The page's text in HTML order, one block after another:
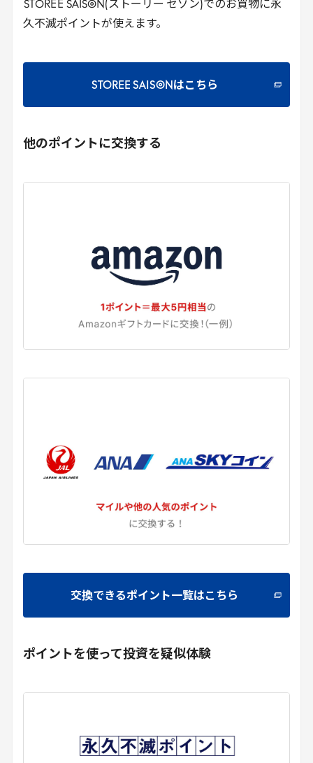
STOREE SAISON(ストーリー セゾン)でのお買物に永
久不滅ポイントが使えます。
STOREE SAISONはこちら
他のポイントに交換する
交換できるポイント一覧はこちら
ポイントを使って投資を疑似体験